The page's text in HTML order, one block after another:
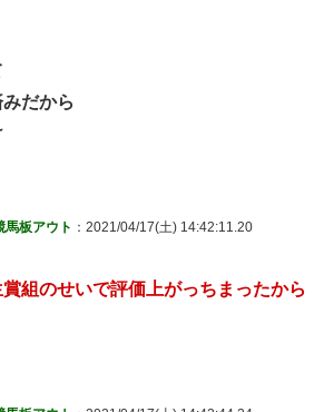
だから
馬板アウト ：2021/04/17(土) 14:42:11.20
組のせいで評価上がっちまったから